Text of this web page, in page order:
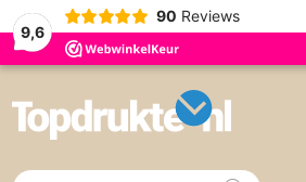
9,6
90 Reviews
Producten